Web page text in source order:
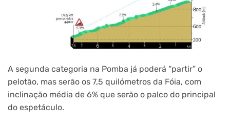
A segunda categoria na Pomba já poderá “partir” o
pelotão, mas serão os 7,5 quilómetros da Fóia, com
inclinação média de 6% que serão o palco do principal
do espetáculo.